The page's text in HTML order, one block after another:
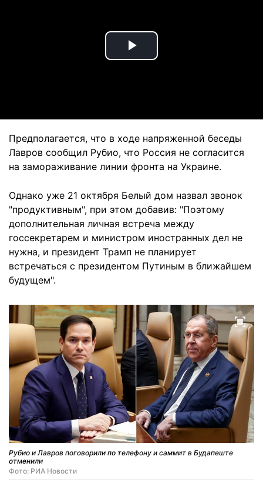
Play
Предполагается, что в ходе напряженной беседы
Лавров сообщил Рубио, что Россия не согласится
на замораживание линии фронта на Украине.
Однако уже 21 октября Белый дом назвал звонок
"продуктивным", при этом добавив: "Поэтому
дополнительная личная встреча между
госсекретарем и министром иностранных дел не
нужна, и президент Трамп не планирует
встречаться с президентом Путиным в ближайшем
будущем".
Рубио и Лавров поговорили по телефону и саммит в Будапеште
отменили
Фото: РИА Новости